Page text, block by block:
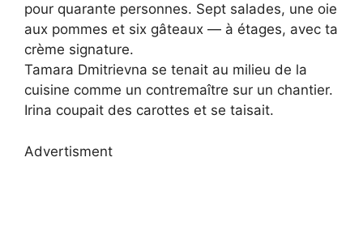
pour quarante personnes. Sept salades, une oie
aux pommes et six gâteaux — à étages, avec ta
crème signature.
Tamara Dmitrievna se tenait au milieu de la
cuisine comme un contremaître sur un chantier.
Irina coupait des carottes et se taisait.
Advertisment